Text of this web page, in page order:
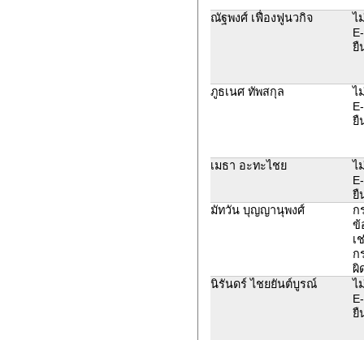
ณัฐพงศ์ เฟื่องฟูนวกิจ
ไ
ยื
ภูธเนศ ทัพสกุล
ไ
ยื
เมธา อะทะไชย
ไ
ยื
มัทวัน บุญญานุพงศ์
ก
ข้
เ
ก
ผิ
นิรันดร์ ไชยยันต์บูรณ์
ไ
ยื